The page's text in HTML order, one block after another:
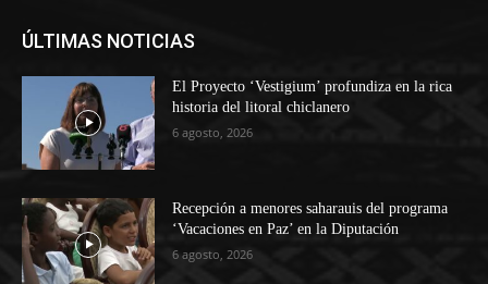
ÚLTIMAS NOTICIAS
El Proyecto ‘Vestigium’ profundiza en la rica
historia del litoral chiclanero
6 agosto, 2026
Recepción a menores saharauis del programa
‘Vacaciones en Paz’ en la Diputación
6 agosto, 2026